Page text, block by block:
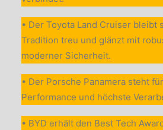
• Der Toyota Land Cruiser bleibt
Tradition treu und glänzt mit
moderner Sicherheit.
• Der Porsche Panamera steht
Performance und höchste
• BYD erhält den Best Tech